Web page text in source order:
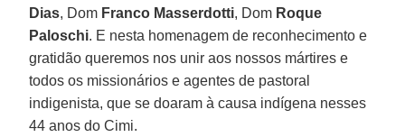
Dias, Dom Franco Masserdotti, Dom Roque
Paloschi. E nesta homenagem de reconhecimento e
gratidão queremos nos unir aos nossos mártires e
todos os missionários e agentes de pastoral
indigenista, que se doaram à causa indígena nesses
44 anos do Cimi.